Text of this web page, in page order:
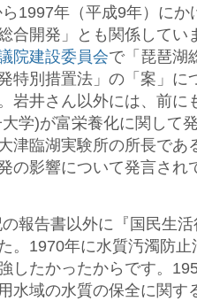
1997年（平成9年）にか
合開発」とも関係してい
院建設委員会で「琵琶湖
特別措置法」の「案」に
岩井さん以外には、前に
学)が富栄養化に関して
津臨湖実験所の所長であ
の影響について発言され
報告書以外に『国民生
。1970年に水質汚濁防
したかったからです。
水域の水質の保全に関す